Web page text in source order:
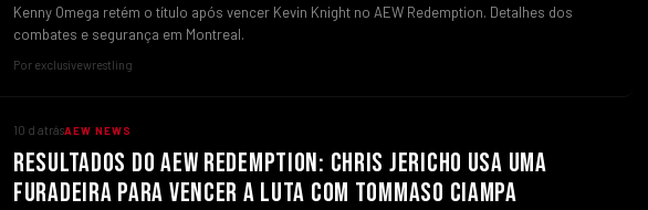
Kenny Omega retém o título após vencer Kevin Knight no AEW Redemption. Detalhes dos
combates e segurança em Montreal.
Por exclusivewrestling
10 d atrásAEW NEWS
RESULTADOS DO AEW REDEMPTION: CHRIS JERICHO USA UMA
FURADEIRA PARA VENCER A LUTA COM TOMMASO CIAMPA